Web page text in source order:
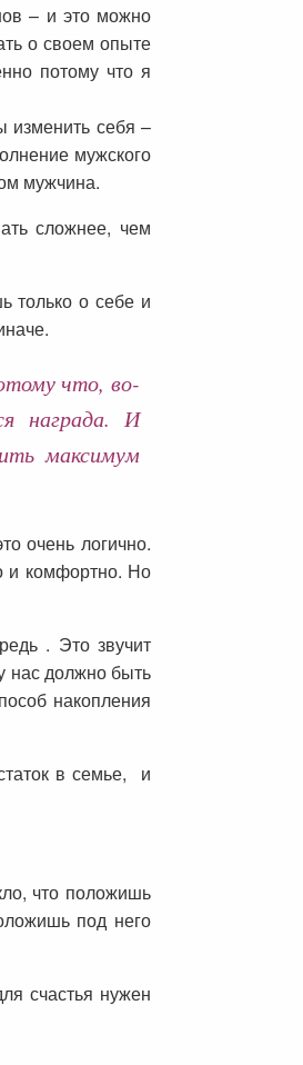
– и это можно
о своем опыте
потому что я
изменить себя –
мужского
мужчина.
сложнее, чем
только о себе и
что, во-
награда. И
максимум
очень логично.
и комфортно. Но
. Это звучит
нас должно быть
накопления
в семье, и
что положишь
под него
счастья нужен